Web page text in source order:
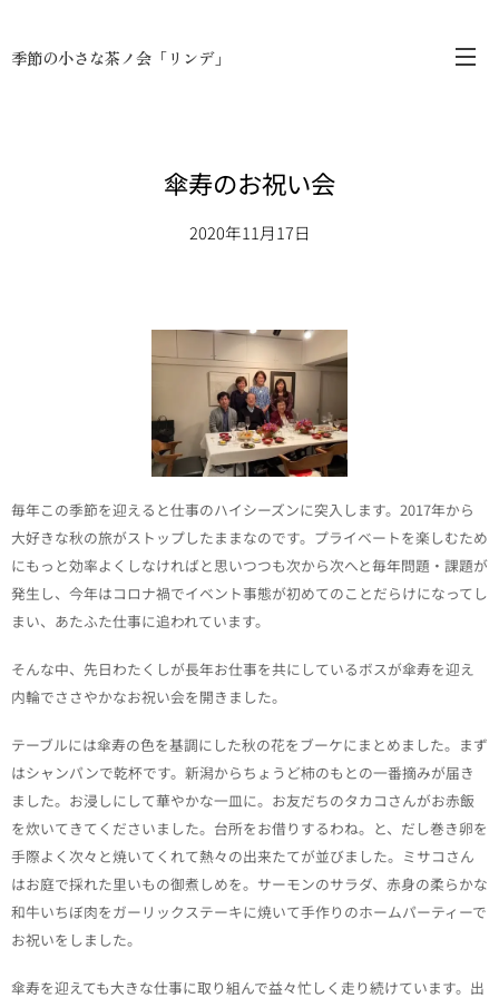
季節の小さな茶ノ会「リンデ」
傘寿のお祝い会
2020年11月17日
毎年この季節を迎えると仕事のハイシーズンに突入します。2017年から
大好きな秋の旅がストップしたままなのです。プライベートを楽しむため
にもっと効率よくしなければと思いつつも次から次へと毎年問題・課題が
発生し、今年はコロナ禍でイベント事態が初めてのことだらけになってし
まい、あたふた仕事に追われています。
そんな中、先日わたくしが長年お仕事を共にしているボスが傘寿を迎え
内輪でささやかなお祝い会を開きました。
テーブルには傘寿の色を基調にした秋の花をブーケにまとめました。まず
はシャンパンで乾杯です。新潟からちょうど柿のもとの一番摘みが届き
ました。お浸しにして華やかな一皿に。お友だちのタカコさんがお赤飯
を炊いてきてくださいました。台所をお借りするわね。と、だし巻き卵を
手際よく次々と焼いてくれて熱々の出来たてが並びました。ミサコさん
はお庭で採れた里いもの御煮しめを。サーモンのサラダ、赤身の柔らかな
和牛いちぼ肉をガーリックステーキに焼いて手作りのホームパーティーで
お祝いをしました。
傘寿を迎えても大きな仕事に取り組んで益々忙しく走り続けています。出